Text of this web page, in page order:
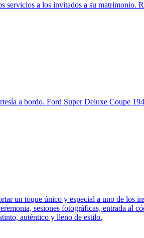
servicios a los invitados a su matrimonio.
a bordo. Ford Super Deluxe Coupe
un toque único y especial a uno de los
sesiones fotográficas, entrada al
auténtico y lleno de estilo.